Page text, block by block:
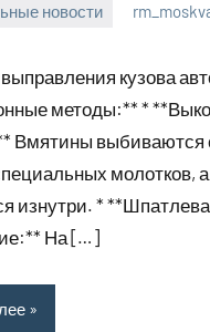
новости
кузова
методы:** *
Вмятины выбиваются
молотков, а
изнутри. *
На […]